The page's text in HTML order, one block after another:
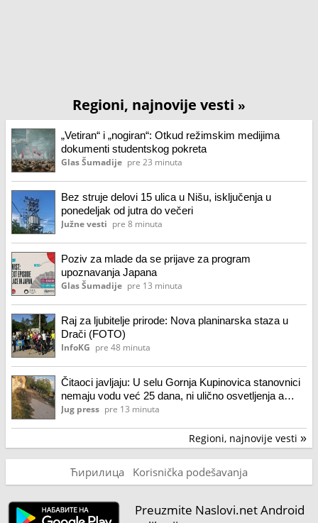
Regioni, najnovije vesti »
„Vetiran“ i „nogiran“: Otkud režimskim medijima
dokumenti studentskog pokreta
Glas Šumadije pre 23 minuta
Bez struje delovi 15 ulica u Nišu, isključenja u
ponedeljak od jutra do večeri
Južne vesti pre 8 minuta
Poziv za mlade da se prijave za program
upoznavanja Japana
Glas Šumadije pre 13 minuta
Raj za ljubitelje prirode: Nova planinarska staza u
Drači (FOTO)
InfoKG pre 48 minuta
Čitaoci javljaju: U selu Gornja Kupinovica stanovnici
nemaju vodu već 25 dana, ni ulično osvetljenja a
asfalt vlast nikako da završi
Jug press pre 13 minuta
Regioni, najnovije vesti »
Ћирилица Korisnička podešavanja
Preuzmite Naslovi.net Android